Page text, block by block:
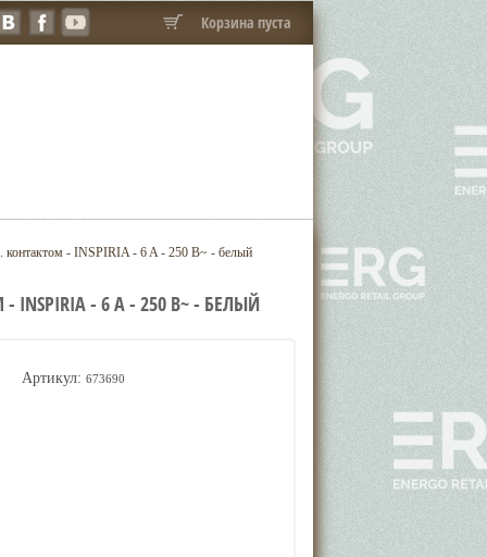
Корзина пуста
- INSPIRIA - 6 A - 250 В~ - белый
- 6 A - 250 В~ - БЕЛЫЙ
Артикул: 673690